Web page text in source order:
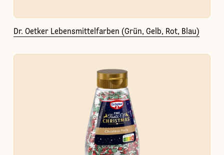
Dr. Oetker Lebensmittelfarben (Grün, Gelb, Rot, Blau)